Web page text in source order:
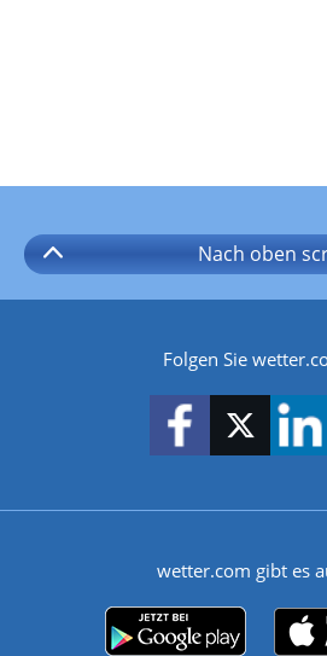
Nach oben
Folgen Sie
wetter.com gibt es